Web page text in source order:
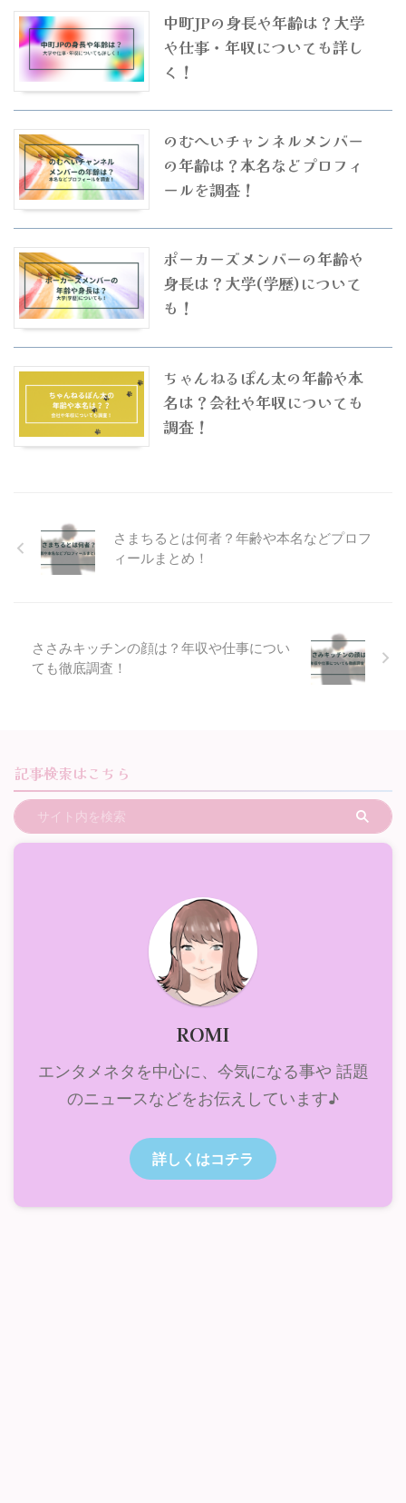
中町JPの身長や年齢は？大学
や仕事・年収についても詳し
く！
のむへいチャンネルメンバー
の年齢は？本名などプロフィ
ールを調査！
ポーカーズメンバーの年齢や
身長は？大学(学歴)について
も！
ちゃんねるぽん太の年齢や本
名は？会社や年収についても
調査！
さまちるとは何者？年齢や本名などプロフ
ィールまとめ！
ささみキッチンの顔は？年収や仕事につい
ても徹底調査！
記事検索はこちら
ROMI
エンタメネタを中心に、今気になる事や 話題
のニュースなどをお伝えしています♪
詳しくはコチラ